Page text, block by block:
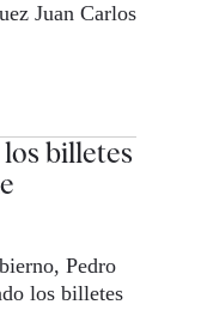
Juan Carlos
billetes
Pedro
los billetes